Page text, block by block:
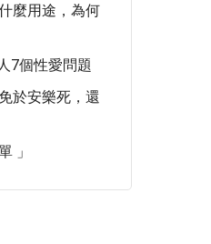
麼用途，為何
7個性愛問題
於安樂死，還
」